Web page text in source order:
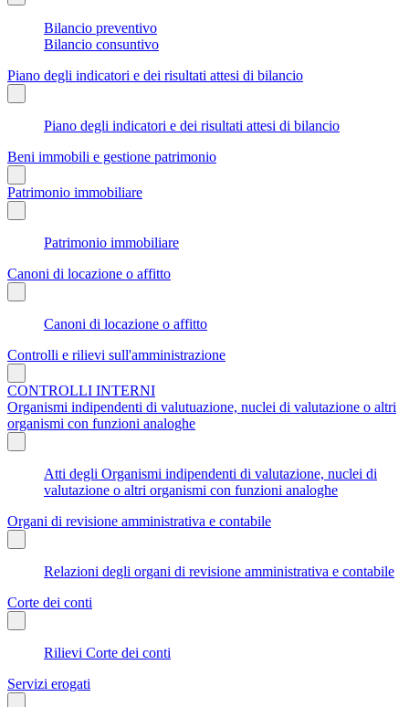
Bilancio preventivo
Bilancio consuntivo
Piano degli indicatori e dei risultati attesi di bilancio
Piano degli indicatori e dei risultati attesi di bilancio
Beni immobili e gestione patrimonio
Patrimonio immobiliare
Patrimonio immobiliare
Canoni di locazione o affitto
Canoni di locazione o affitto
Controlli e rilievi sull'amministrazione
CONTROLLI INTERNI
Organismi indipendenti di valutuazione, nuclei di valutazione o altri
organismi con funzioni analoghe
Atti degli Organismi indipendenti di valutazione, nuclei di
valutazione o altri organismi con funzioni analoghe
Organi di revisione amministrativa e contabile
Relazioni degli organi di revisione amministrativa e contabile
Corte dei conti
Rilievi Corte dei conti
Servizi erogati